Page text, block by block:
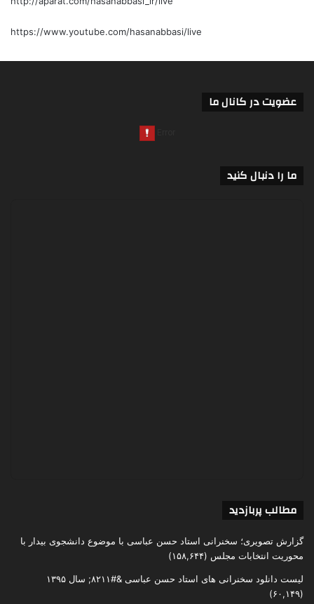
https://www.youtube.com/hasanabbasi/live
عضویت در کانال ما
ما را دنبال کنید
مطالب پربازدید
گزارش تصویری؛ سخنرانی استاد حسن عباسی با موضوع دانشجوی بیدار با
محوریت انتخابات مجلس (۱۵۸,۶۴۴)
لیست دانلود سخنرانی های استاد حسن عباسی &#۸۲۱۱; سال ۱۳۹۵
(۶۰,۱۴۹)